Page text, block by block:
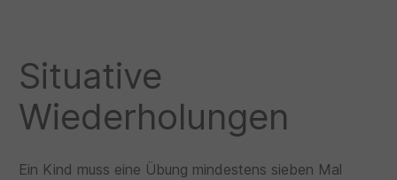
Situative
Wiederholungen
Ein Kind muss eine Übung mindestens sieben Mal